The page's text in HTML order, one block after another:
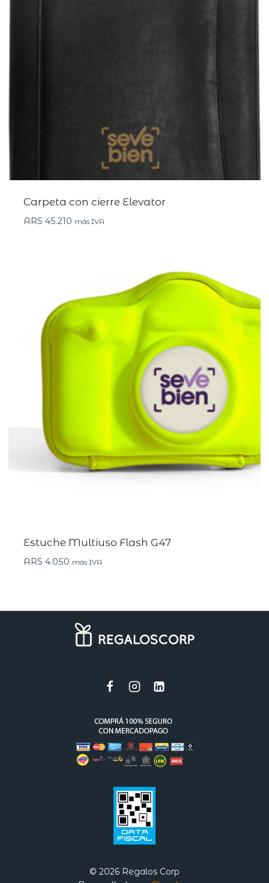
Carpeta con cierre Elevator
ARS 45.210 más IVA
Estuche Multiuso Flash G47
ARS 4.050 más IVA
© 2026 Regalos Corp